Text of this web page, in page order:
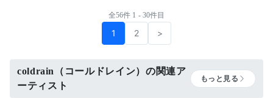
全56件 1 - 30件目
1 2 >
coldrain（コールドレイン）の関連ア
ーティスト
もっと見る